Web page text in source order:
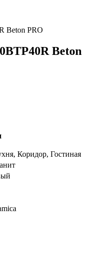
Beton PRO
Beton
Коридор, Гостиная